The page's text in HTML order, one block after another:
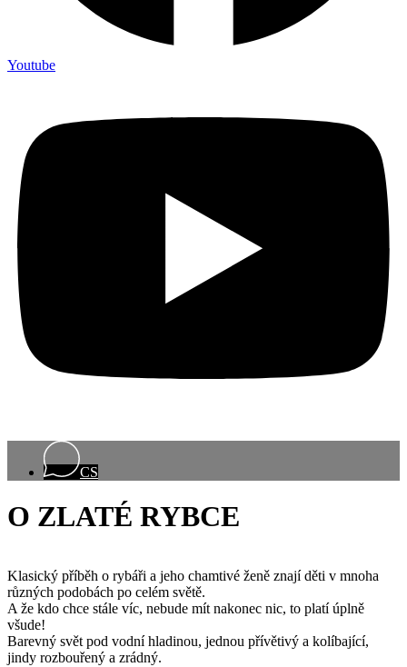
Youtube
CS
O ZLATÉ RYBCE
Klasický příběh o rybáři a jeho chamtivé ženě znají děti v mnoha
různých podobách po celém světě.
A že kdo chce stále víc, nebude mít nakonec nic, to platí úplně
všude!
Barevný svět pod vodní hladinou, jednou přívětivý a kolíbající,
jindy rozbouřený a zrádný.